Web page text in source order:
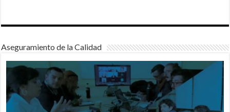
Aseguramiento de la Calidad